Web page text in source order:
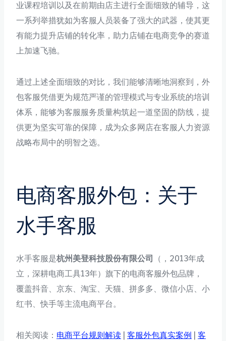
业课程培训以及在前期由店主进行全面细致的辅导，这
一系列举措犹如为客服人员装备了强大的武器，使其更
有能力提升店铺的转化率，助力店铺在电商竞争的赛道
上加速飞驰。
通过上述全面细致的对比，我们能够清晰地洞察到，外
包客服凭借更为规范严谨的管理模式与专业系统的培训
体系，能够为客服服务质量构筑起一道坚固的防线，提
供更为坚实可靠的保障，成为众多网店在客服人力资源
战略布局中的明智之选。
电商客服外包：关于
水手客服
水手客服是杭州美登科技股份有限公司
（，2013年成
立，深耕电商工具13年）旗下的电商客服外包品牌，
覆盖抖音、京东、淘宝、天猫、拼多多、微信小店、小
红书、快手等主流电商平台。
相关阅读： 电商平台规则解读 客服外包真实案例 客